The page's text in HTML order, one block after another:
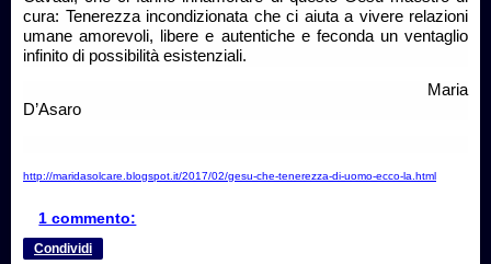
cura: Tenerezza incondizionata che ci aiuta a vivere relazioni
umane amorevoli, libere e autentiche e feconda un ventaglio
infinito di possibilità esistenziali.
Maria
D’Asaro
http://maridasolcare.blogspot.it/2017/02/gesu-che-tenerezza-di-uomo-ecco-la.html
1 commento:
Condividi